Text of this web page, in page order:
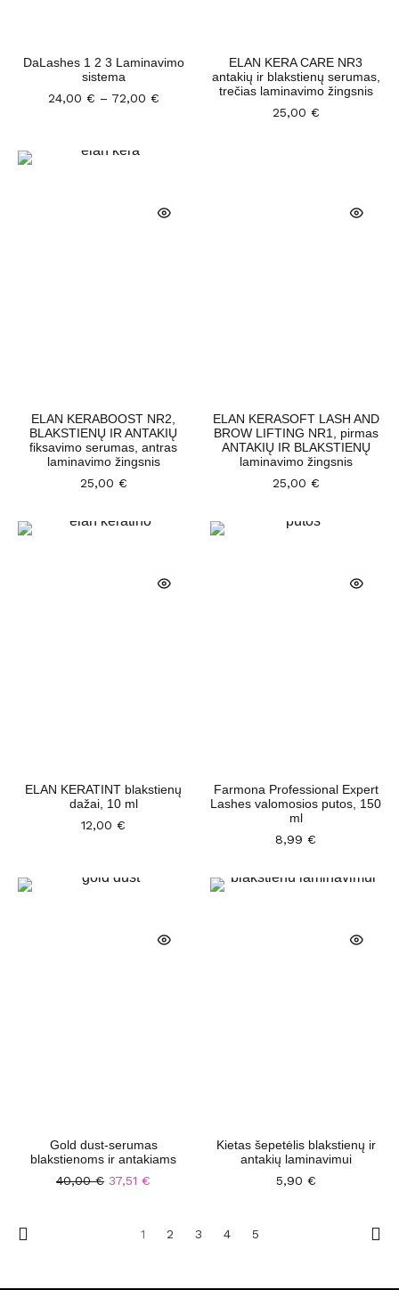
DaLashes 1 2 3 Laminavimo
sistema
24,00 € – 72,00 €
ELAN KERA CARE NR3
antakių ir blakstienų serumas,
trečias laminavimo žingsnis
25,00 €
ELAN KERABOOST NR2,
BLAKSTIENŲ IR ANTAKIŲ
fiksavimo serumas, antras
laminavimo žingsnis
25,00 €
ELAN KERASOFT LASH AND
BROW LIFTING NR1, pirmas
ANTAKIŲ IR BLAKSTIENŲ
laminavimo žingsnis
25,00 €
ELAN KERATINT blakstienų
dažai, 10 ml
12,00 €
Farmona Professional Expert
Lashes valomosios putos, 150
ml
8,99 €
Gold dust-serumas
blakstienoms ir antakiams
40,00€ 37,51 €
Kietas šepetėlis blakstienų ir
antakių laminavimui
5,90 €
1 2 3 4 5